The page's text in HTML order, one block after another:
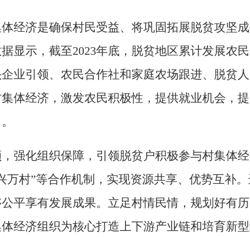
经济是确保村民受益、将巩固拓展脱贫攻坚
显示，截至2023年底，脱贫地区累计发展农
业引领、农民合作社和家庭农场跟进、脱贫
体经济，激发农民积极性，提供就业机会，
强化组织保障，引领脱贫户积极参与村集体
万村”等合作机制，实现资源共享、优势互补
平享有发展成果。立足村情民情，规划好有
经济组织为核心打造上下游产业链和培育新